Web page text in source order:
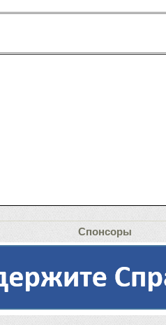
Спонсоры